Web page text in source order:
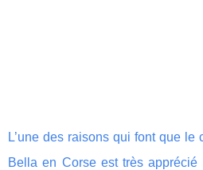
L’une des raisons qui font que le
Bella en Corse est très